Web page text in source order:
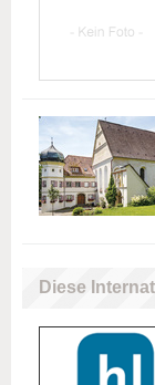
Diese